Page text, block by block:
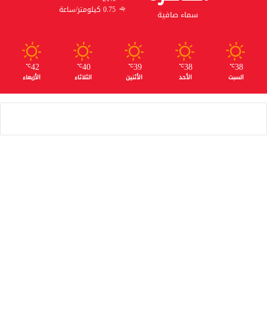
سماء صافية
0.75 كيلومتر/ساعة
38
℃
السبت
38
℃
الأحد
39
℃
الأثنين
40
℃
الثلاثاء
42
℃
الأربعاء